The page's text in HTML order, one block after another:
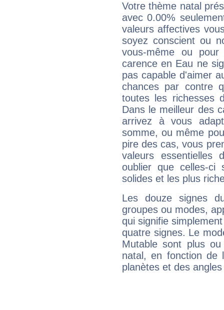
Votre thème natal
avec 0.00%
valeurs affectives
soyez conscient ou
vous-même ou
carence en Eau ne
pas capable d'aimer
chances par contre
toutes les richesses
Dans le meilleur des
arrivez à vous
somme, ou même
pire des cas, vous
valeurs
oublier que celles-
solides et les plus
Les douze signes
groupes ou modes,
qui signifie
quatre signes. Le
Mutable sont plus
natal, en fonction de
planètes et des